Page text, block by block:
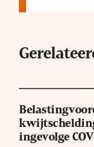
ingevolge